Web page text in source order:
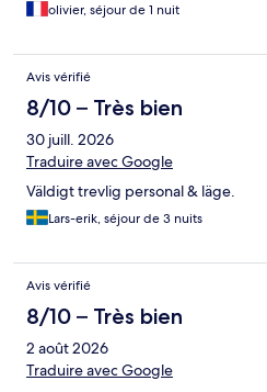
olivier, séjour de 1 nuit
Avis vérifié
8/10 – Très bien
30 juill. 2026
Traduire avec Google
Väldigt trevlig personal & läge.
Lars-erik, séjour de 3 nuits
Avis vérifié
8/10 – Très bien
2 août 2026
Traduire avec Google